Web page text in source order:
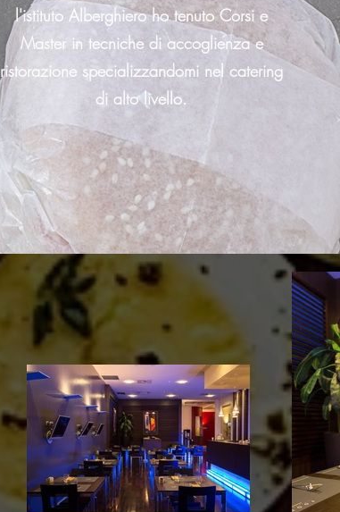
l'istituto Alberghiero ho tenuto Corsi e
Master in tecniche di accoglienza e
ristorazione specializzandomi nel catering
di alto livello.